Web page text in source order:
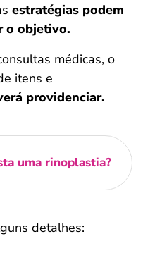
estratégias podem
o objetivo.
médicas, o
itens e
providenciar.
uma rinoplastia?
detalhes: